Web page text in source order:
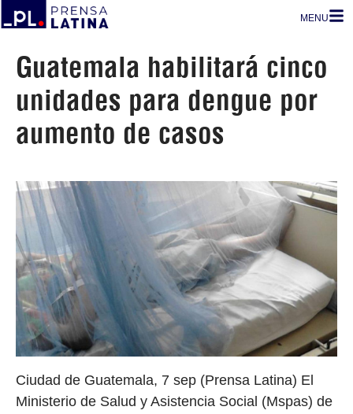
MENU
Guatemala habilitará cinco
unidades para dengue por
aumento de casos
Ciudad de Guatemala, 7 sep (Prensa Latina) El
Ministerio de Salud y Asistencia Social (Mspas) de